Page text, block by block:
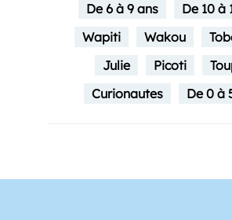
De 6 à 9 ans
De 10 à
Wapiti
Wakou
Julie
Picoti
Curionautes
De 0 à